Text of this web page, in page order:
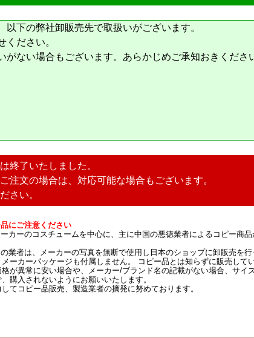
以下の弊社卸販売先で取扱いがございます。
ください。
がない場合もございます。あらかじめご承知おきくださ
終了いたしました。
注文の場合は、対応可能な場合もございます。
さい。
にご注意ください
カーのコスチュームを中心に、主に中国の悪徳業者によるコピー商
業者は、メーカーの写真を無断で使用し日本のショップに卸販売を
ーカーパッケージも付属しません。 コピー品とは知らずに販売して
が異常に安い場合や、メーカー/ブランド名の記載がない場合、サイ
購入されないようにお願いいたします。
てコピー品販売、製造業者の摘発に努めております。